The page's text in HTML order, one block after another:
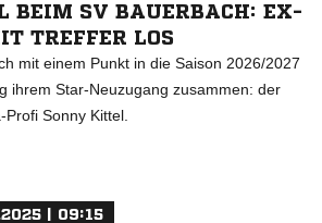
BEIM SV BAUERBACH: EX-
TREFFER LOS
mit einem Punkt in die Saison 2026/2027
ihrem Star-Neuzugang zusammen: der
Sonny Kittel.
| 09:15